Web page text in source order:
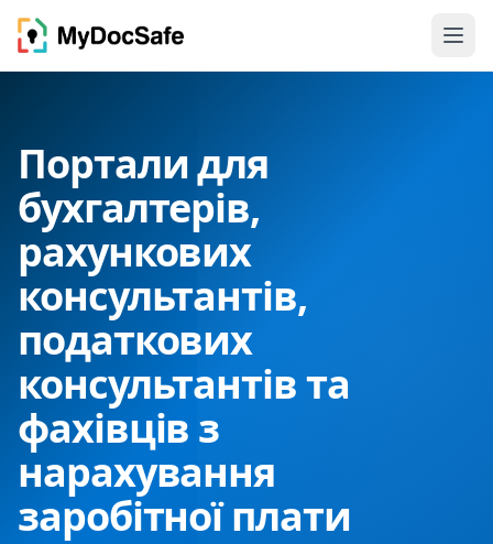
Портали для
бухгалтерів,
рахункових
консультантів,
податкових
консультантів та
фахівців з
нарахування
заробітної плати